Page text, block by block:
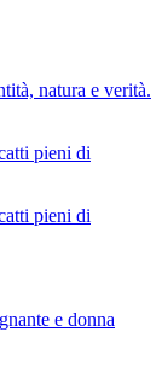
natura e verità.
pieni di
pieni di
e donna